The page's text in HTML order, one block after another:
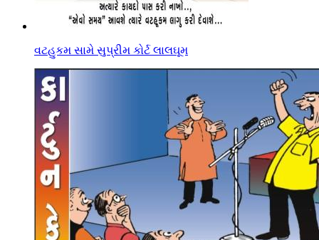
વટહુકમ સામે સુપ્રીમ કોર્ટ લાલઘૂમ